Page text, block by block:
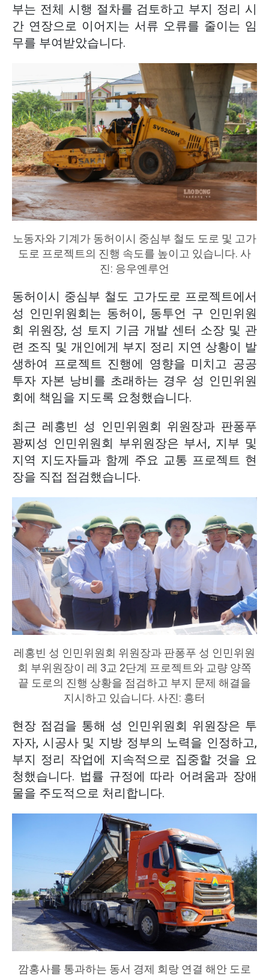
부는 전체 시행 절차를 검토하고 부지 정리 시
간 연장으로 이어지는 서류 오류를 줄이는 임
무를 부여받았습니다.
노동자와 기계가 동허이시 중심부 철도 도로 및 고가
도로 프로젝트의 진행 속도를 높이고 있습니다. 사
진: 응우옌루언
동허이시 중심부 철도 고가도로 프로젝트에서
성 인민위원회는 동허이, 동투언 구 인민위원
회 위원장, 성 토지 기금 개발 센터 소장 및 관
련 조직 및 개인에게 부지 정리 지연 상황이 발
생하여 프로젝트 진행에 영향을 미치고 공공
투자 자본 낭비를 초래하는 경우 성 인민위원
회에 책임을 지도록 요청했습니다.
최근 레홍빈 성 인민위원회 위원장과 판퐁푸
꽝찌성 인민위원회 부위원장은 부서, 지부 및
지역 지도자들과 함께 주요 교통 프로젝트 현
장을 직접 점검했습니다.
레홍빈 성 인민위원회 위원장과 판퐁푸 성 인민위원
회 부위원장이 레 3교 2단계 프로젝트와 교량 양쪽
끝 도로의 진행 상황을 점검하고 부지 문제 해결을
지시하고 있습니다. 사진: 흥터
현장 점검을 통해 성 인민위원회 위원장은 투
자자, 시공사 및 지방 정부의 노력을 인정하고,
부지 정리 작업에 지속적으로 집중할 것을 요
청했습니다. 법률 규정에 따라 어려움과 장애
물을 주도적으로 처리합니다.
깜홍사를 통과하는 동서 경제 회랑 연결 해안 도로